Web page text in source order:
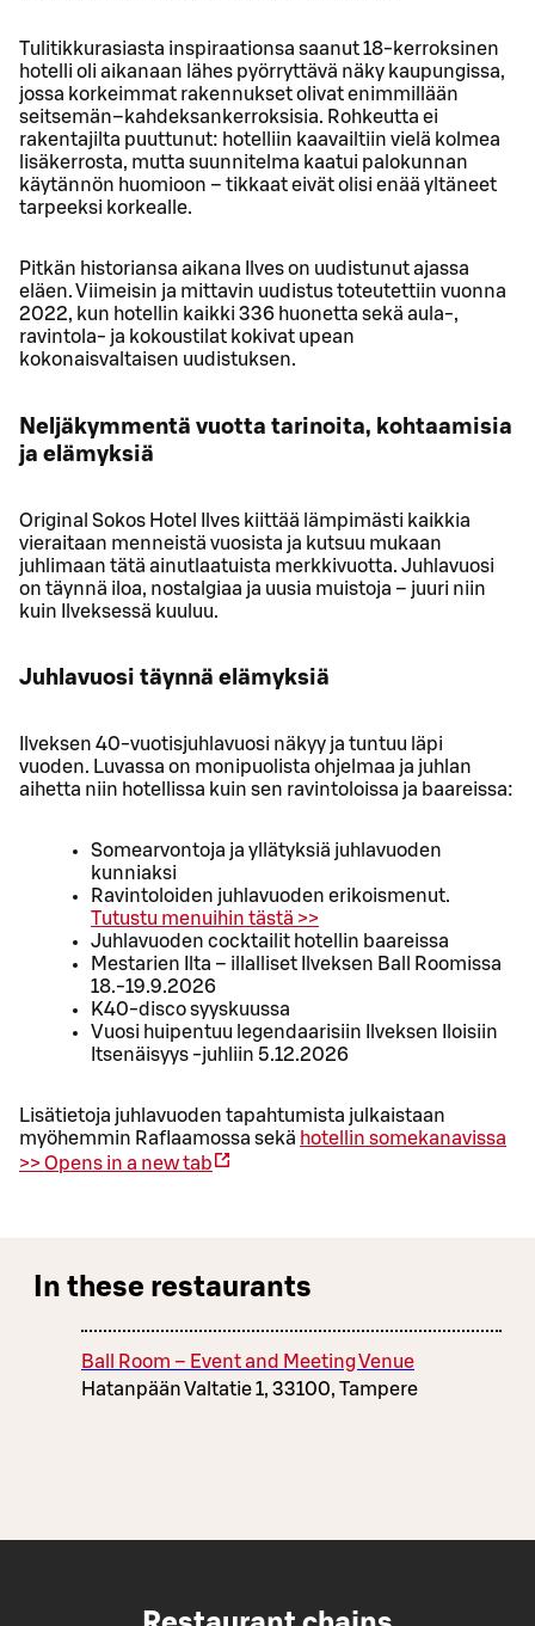
Tulitikkurasiasta inspiraationsa saanut 18-kerroksinen
hotelli oli aikanaan lähes pyörryttävä näky kaupungissa,
jossa korkeimmat rakennukset olivat enimmillään
seitsemän–kahdeksankerroksisia. Rohkeutta ei
rakentajilta puuttunut: hotelliin kaavailtiin vielä kolmea
lisäkerrosta, mutta suunnitelma kaatui palokunnan
käytännön huomioon – tikkaat eivät olisi enää yltäneet
tarpeeksi korkealle.
Pitkän historiansa aikana Ilves on uudistunut ajassa
eläen. Viimeisin ja mittavin uudistus toteutettiin vuonna
2022, kun hotellin kaikki 336 huonetta sekä aula-,
ravintola- ja kokoustilat kokivat upean
kokonaisvaltaisen uudistuksen.
Neljäkymmentä vuotta tarinoita, kohtaamisia
ja elämyksiä
Original Sokos Hotel Ilves kiittää lämpimästi kaikkia
vieraitaan menneistä vuosista ja kutsuu mukaan
juhlimaan tätä ainutlaatuista merkkivuotta. Juhlavuosi
on täynnä iloa, nostalgiaa ja uusia muistoja – juuri niin
kuin Ilveksessä kuuluu.
Juhlavuosi täynnä elämyksiä
Ilveksen 40-vuotisjuhlavuosi näkyy ja tuntuu läpi
vuoden. Luvassa on monipuolista ohjelmaa ja juhlan
aihetta niin hotellissa kuin sen ravintoloissa ja baareissa:
Somearvontoja ja yllätyksiä juhlavuoden
kunniaksi
Ravintoloiden juhlavuoden erikoismenut.
Tutustu menuihin tästä >>
Juhlavuoden cocktailit hotellin baareissa
Mestarien Ilta – illalliset Ilveksen Ball Roomissa
18.-19.9.2026
K40-disco syyskuussa
Vuosi huipentuu legendaarisiin Ilveksen Iloisiin
Itsenäisyys -juhliin 5.12.2026
Lisätietoja juhlavuoden tapahtumista julkaistaan
myöhemmin Raflaamossa sekä hotellin somekanavissa
>>Opens in a new tab
In these restaurants
Ball Room – Event and Meeting Venue
Hatanpään Valtatie 1, 33100, Tampere